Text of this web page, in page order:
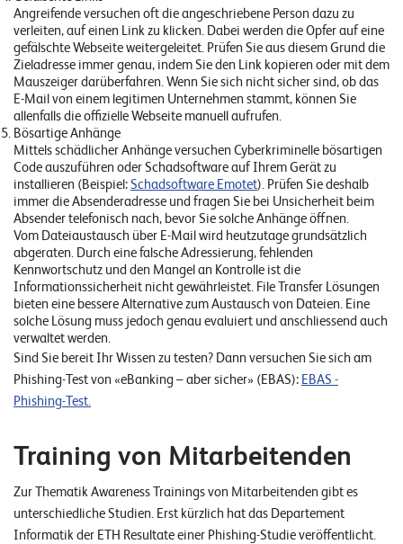
Angreifende versuchen oft die angeschriebene Person dazu zu
verleiten, auf einen Link zu klicken. Dabei werden die Opfer auf eine
gefälschte Webseite weitergeleitet. Prüfen Sie aus diesem Grund die
Zieladresse immer genau, indem Sie den Link kopieren oder mit dem
Mauszeiger darüberfahren. Wenn Sie sich nicht sicher sind, ob das
E-Mail von einem legitimen Unternehmen stammt, können Sie
allenfalls die offizielle Webseite manuell aufrufen.
Bösartige Anhänge
Mittels schädlicher Anhänge versuchen Cyberkriminelle bösartigen
Code auszuführen oder Schadsoftware auf Ihrem Gerät zu
installieren (Beispiel:Schadsoftware Emotet). Prüfen Sie deshalb
immer die Absenderadresse und fragen Sie bei Unsicherheit beim
Absender telefonisch nach, bevor Sie solche Anhänge öffnen.
Vom Dateiaustausch über E-Mail wird heutzutage grundsätzlich
abgeraten. Durch eine falsche Adressierung, fehlenden
Kennwortschutz und den Mangel an Kontrolle ist die
Informationssicherheit nicht gewährleistet. File Transfer Lösungen
bieten eine bessere Alternative zum Austausch von Dateien. Eine
solche Lösung muss jedoch genau evaluiert und anschliessend auch
verwaltet werden.
Sind Sie bereit Ihr Wissen zu testen? Dann versuchen Sie sich am
Phishing-Test von «eBanking – aber sicher» (EBAS): EBAS -
Phishing-Test.
Training von Mitarbeitenden
Zur Thematik Awareness Trainings von Mitarbeitenden gibt es
unterschiedliche Studien. Erst kürzlich hat das Departement
Informatik der ETH Resultate einer Phishing-Studie veröffentlicht.